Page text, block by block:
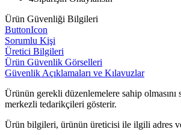
Ürün Güvenliği Bilgileri
ButtonIcon
Sorumlu Kişi
Üretici Bilgileri
Ürün Güvenlik Görselleri
Güvenlik Açıklamaları ve Kılavuzlar
Ürünün gerekli düzenlemelere sahip
merkezli tedarikçileri gösterir.
Ürün bilgileri, ürünün üreticisi ile ilgili adres